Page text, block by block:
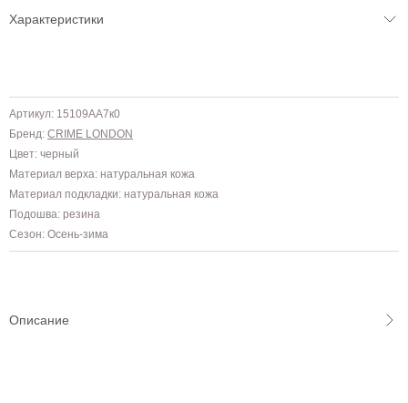
Характеристики
Артикул: 15109AA7к0
Бренд: CRIME LONDON
Цвет: черный
Материал верха: натуральная кожа
Материал подкладки: натуральная кожа
Подошва: резина
Сезон: Осень-зима
Описание